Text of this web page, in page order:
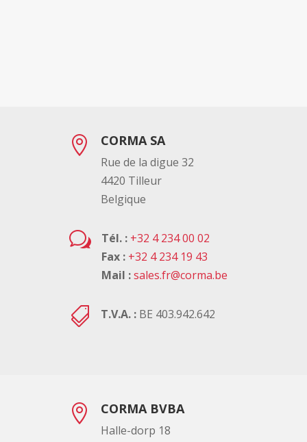
 CORMA SA
Rue de la digue 32
4420 Tilleur
Belgique
w Tél. : +32 4 234 00 02
Fax : +32 4 234 19 43
Mail :sales.fr@corma.be
 T.V.A. : BE 403.942.642
 CORMA BVBA
Halle-dorp 18